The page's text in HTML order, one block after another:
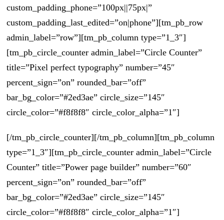
custom_padding_phone=”100px||75px|”
custom_padding_last_edited=”on|phone”][tm_pb_row
admin_label=”row”][tm_pb_column type=”1_3″]
[tm_pb_circle_counter admin_label=”Circle Counter”
title=”Pixel perfect typography” number=”45″
percent_sign=”on” rounded_bar=”off”
bar_bg_color=”#2ed3ae” circle_size=”145″
circle_color=”#f8f8f8″ circle_color_alpha=”1″]
[/tm_pb_circle_counter][/tm_pb_column][tm_pb_column
type=”1_3″][tm_pb_circle_counter admin_label=”Circle
Counter” title=”Power page builder” number=”60″
percent_sign=”on” rounded_bar=”off”
bar_bg_color=”#2ed3ae” circle_size=”145″
circle_color=”#f8f8f8″ circle_color_alpha=”1″]